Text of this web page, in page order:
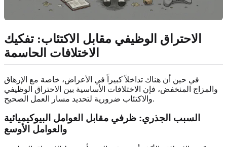
الاحتراق الوظيفي مقابل الاكتئاب: تفكيك
الاختلافات الحاسمة
في حين أن هناك تداخلاً كبيراً في الأعراض، خاصة مع الإرهاق
والمزاج المنخفض، فإن الاختلافات الأساسية بين الاحتراق الوظيفي
والاكتئاب ضرورية لتحديد مسار العمل الصحيح.
السبب الجذري: ظرفي مقابل العوامل البيوكيميائية
والعوامل الأوسع